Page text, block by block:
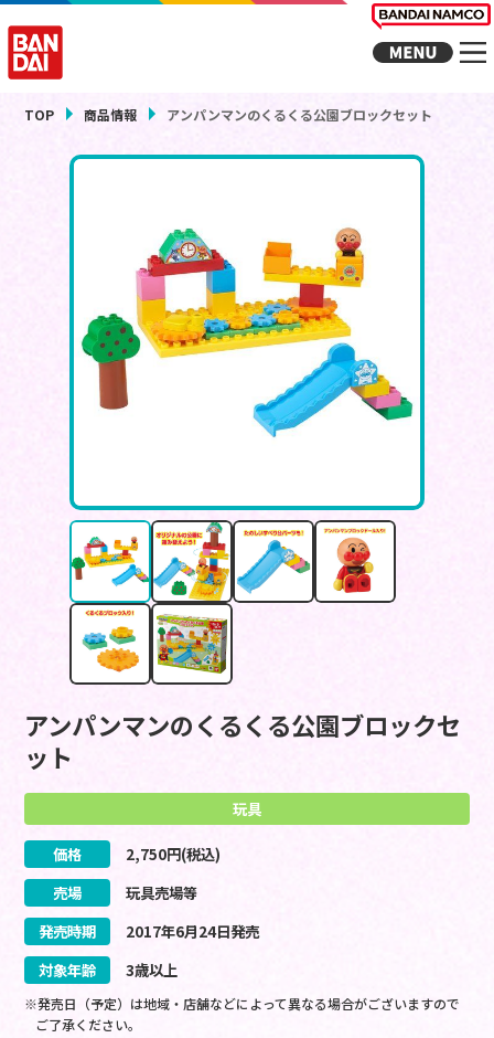
TOP 商品情報 アンパンマンのくるくる公園ブロックセット
アンパンマンのくるくる公園ブロックセ
ット
玩具
価格 2,750円(税込)
売場
玩具売場等
発売時期
2017年6月24日発売
対象年齢
3歳以上
※発売日（予定）は地域・店舗などによって異なる場合がございますので
ご了承ください。